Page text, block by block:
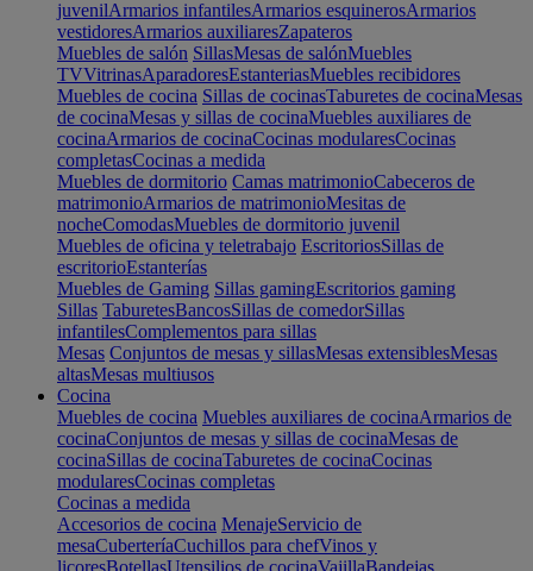
juvenilArmarios infantilesArmarios esquinerosArmarios
vestidoresArmarios auxiliaresZapateros
Muebles de salón SillasMesas de salónMuebles
TVVitrinasAparadoresEstanteriasMuebles recibidores
Muebles de cocina Sillas de cocinasTaburetes de cocinaMesas
de cocinaMesas y sillas de cocinaMuebles auxiliares de
cocinaArmarios de cocinaCocinas modularesCocinas
completasCocinas a medida
Muebles de dormitorio Camas matrimonioCabeceros de
matrimonioArmarios de matrimonioMesitas de
nocheComodasMuebles de dormitorio juvenil
Muebles de oficina y teletrabajo EscritoriosSillas de
escritorioEstanterías
Muebles de Gaming Sillas gamingEscritorios gaming
Sillas TaburetesBancosSillas de comedorSillas
infantilesComplementos para sillas
Mesas Conjuntos de mesas y sillasMesas extensiblesMesas
altasMesas multiusos
Cocina
Muebles de cocina Muebles auxiliares de cocinaArmarios de
cocinaConjuntos de mesas y sillas de cocinaMesas de
cocinaSillas de cocinaTaburetes de cocinaCocinas
modularesCocinas completas
Cocinas a medida
Accesorios de cocina MenajeServicio de
mesaCuberteríaCuchillos para chefVinos y
licoresBotellasUtensilios de cocinaVajillaBandejas